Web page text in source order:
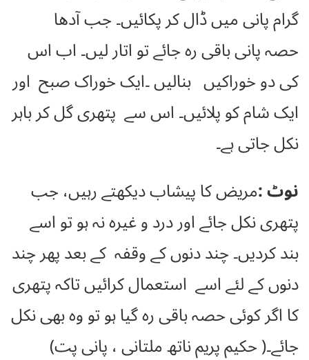
گرام پانی میں ڈال کر پکائیں۔ جب آدھا
حصہ پانی باقی رہ جائے تو اتار لیں۔ اب اس
کی دو خوراکیں بنالیں ۔ایک خوراک صبح اور
ایک شام کو پلائیں۔ اس سے پتھری گل کر باہر
نکل جاتی ہے۔
نوٹ :مریض کا پیشاب دیکھتے رہیں، جب
پتھری نکل جائے اور درد و غیرہ نہ ہو تو اسے
بند کردیں۔ چند دنوں کے وقفہ کے بعد پھر چند
دنوں کے لئے اسے استعمال کرائیں تاکہ پتھری
کا اگر کوئی حصہ باقی رہ گیا ہو تو وہ بھی نکل
جائے۔( حکیم پریم ناتھ ملتانی ، پانی پت)